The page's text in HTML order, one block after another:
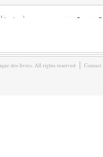
des livres. All rights reserved Contact